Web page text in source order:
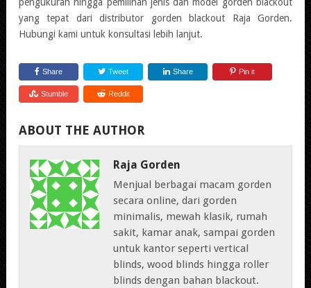
yang tepat dari distributor gorden blackout Raja Gorden.
Hubungi kami untuk konsultasi lebih lanjut.
Share Tweet Share Pin it
Stumble Reddit
ABOUT THE AUTHOR
Raja Gorden
Menjual berbagai macam gorden
secara online, dari gorden
minimalis, mewah klasik, rumah
sakit, kamar anak, sampai gorden
untuk kantor seperti vertical
blinds, wood blinds hingga roller
blinds dengan bahan blackout.